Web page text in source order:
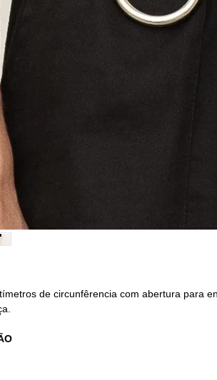
de circunfêrencia com abertura para